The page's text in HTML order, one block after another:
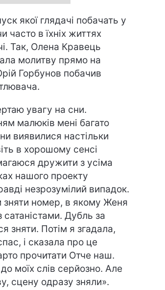
якої глядачі побачать у
часто в їхніх життях
Так, Олена Кравець
молитву прямо на
Горбунов побачив
увагу на сни.
малюків мені багато
виявилися настільки
в хорошому сенсі
дружити з усіма
нашого проекту
незрозумілий випадок.
зняти номер, в якому Женя
Дубль за
зняти. Потім я згадала,
і сказала про це
прочитати Отче наш.
моїх слів серйозно. Але
сцену одразу зняли».